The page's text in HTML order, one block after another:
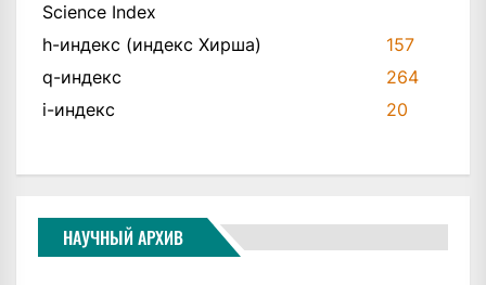
Science Index
h-индекс (индекс Хирша)
157
q-индекс
264
i-индекс
20
НАУЧНЫЙ АРХИВ